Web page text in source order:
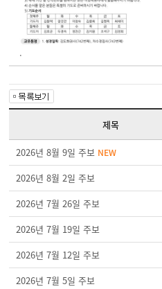
.
제목
2026년 8월 9일 주보 NEW
2026년 8월 2일 주보
2026년 7월 26일 주보
2026년 7월 19일 주보
2026년 7월 12일 주보
2026년 7월 5일 주보